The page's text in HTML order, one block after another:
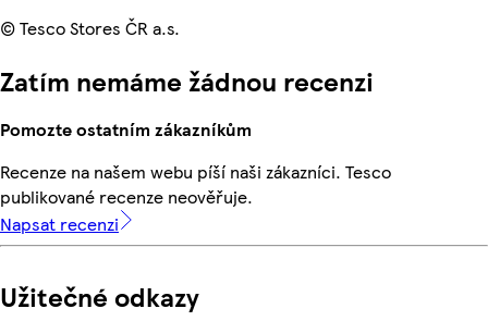
© Tesco Stores ČR a.s.
Zatím nemáme žádnou recenzi
Pomozte ostatním zákazníkům
Recenze na našem webu píší naši zákazníci. Tesco
publikované recenze neověřuje.
Napsat recenzi
Užitečné odkazy